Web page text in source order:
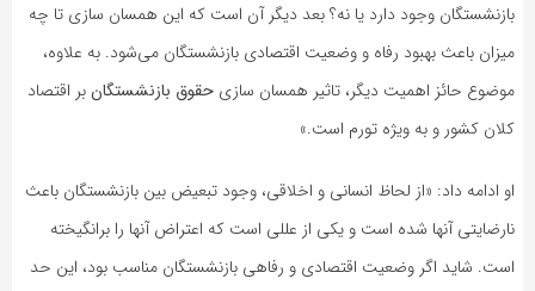
بازنشستگان وجود دارد یا نه؟ بعد دیگر آن است که این همسان سازی تا چه
میزان باعث بهبود رفاه و وضعیت اقتصادی بازنشستگان می‌شود. به علاوه،
موضوع حائز اهمیت دیگر، تاثیر همسان سازی حقوق بازنشستگانبر اقتصاد
کلان کشور و به ویژه تورم است.»
او ادامه داد: «از لحاظ انسانی و اخلاقی، وجود تبعیض بین بازنشستگان باعث
نارضایتی آنها شده است و یکی از عللی است که اعتراض آنها را برانگیخته
است. شاید اگر وضعیت اقتصادی و رفاهی بازنشستگان مناسب بود، این حد